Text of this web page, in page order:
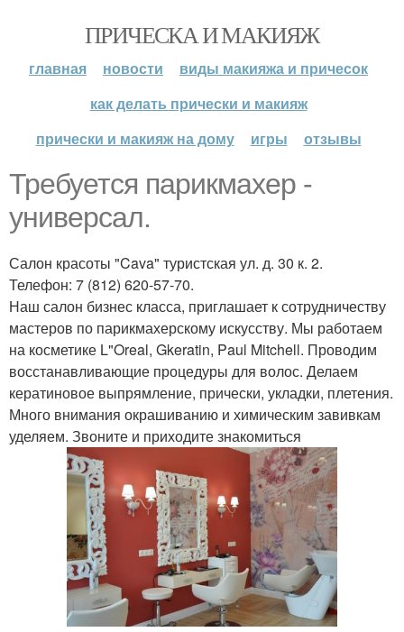
ПРИЧЕСКА И МАКИЯЖ
главная новости
виды макияжа и причесок
как делать прически и макияж
прически и макияж на дому
игры отзывы
Требуется парикмахер -
универсал.
Салон красоты "Cava" туристская ул. д. 30 к. 2.
Телефон: 7 (812) 620-57-70.
Наш салон бизнес класса, приглашает к сотрудничеству
мастеров по парикмахерскому искусству. Мы работаем
на косметике L"Oreal, Gkeratin, Paul Mitchell. Проводим
восстанавливающие процедуры для волос. Делаем
кератиновое выпрямление, прически, укладки, плетения.
Много внимания окрашиванию и химическим завивкам
уделяем. Звоните и приходите знакомиться